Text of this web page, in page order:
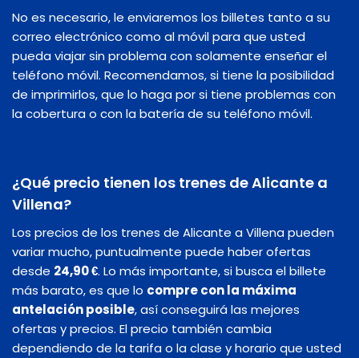
No es necesario, le enviaremos los billetes tanto a su
correo electrónico como al móvil para que usted
pueda viajar sin problema con solamente enseñar el
teléfono móvil. Recomendamos, si tiene la posibilidad
de imprimirlos, que lo haga por si tiene problemas con
la cobertura o con la batería de su teléfono móvil.
¿Qué precio tienen los trenes de Alicante a
Villena?
Los precios de los trenes de Alicante a Villena pueden
variar mucho, puntualmente puede haber ofertas
desde 24,90 €. Lo más importante, si busca el billete
más barato, es que lo compre con la máxima
antelación posible, así conseguirá las mejores
ofertas y precios. El precio también cambia
dependiendo de la tarifa o la clase y horario que usted